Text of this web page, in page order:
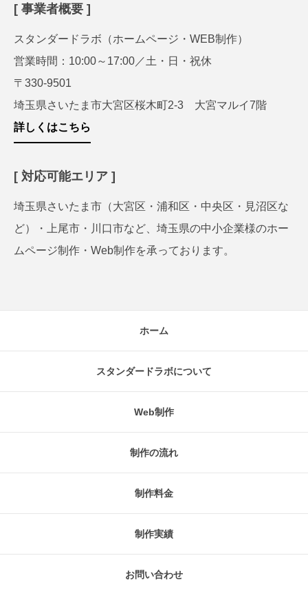
[ 事業者概要 ]
スタンダードラボ（ホームページ・WEB制作）
営業時間：10:00～17:00／土・日・祝休
〒330-9501
埼玉県さいたま市大宮区桜木町2-3 大宮マルイ7階
詳しくはこちら
[ 対応可能エリア ]
埼玉県さいたま市（大宮区・浦和区・中央区・見沼区な
ど）・上尾市・川口市など、埼玉県の中小企業様のホー
ムページ制作・Web制作を承っております。
ホーム
スタンダードラボについて
Web制作
制作の流れ
制作料金
制作実績
お問い合わせ